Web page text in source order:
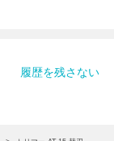
履歴を残さない